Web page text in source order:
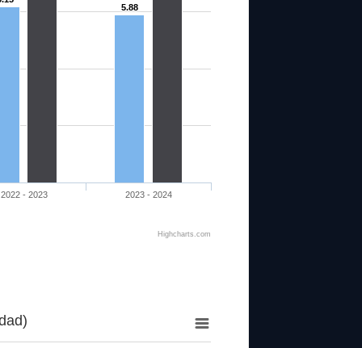
5.88
2022 - 2023 2023 - 2024
Highcharts.com